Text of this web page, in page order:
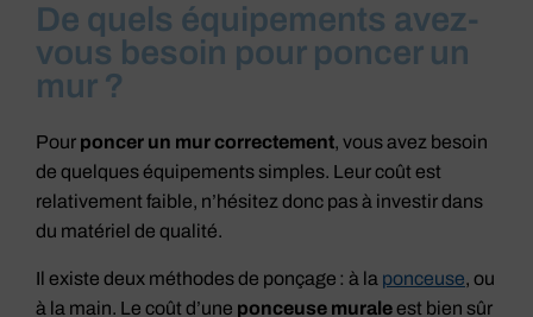
De quels équipements avez-
vous besoin pour poncer un
mur ?
Pour poncer un mur correctement, vous avez besoin
de quelques équipements simples. Leur coût est
relativement faible, n’hésitez donc pas à investir dans
du matériel de qualité.
Il existe deux méthodes de ponçage : à la ponceuse, ou
à la main. Le coût d’une ponceuse muraleest bien sûr